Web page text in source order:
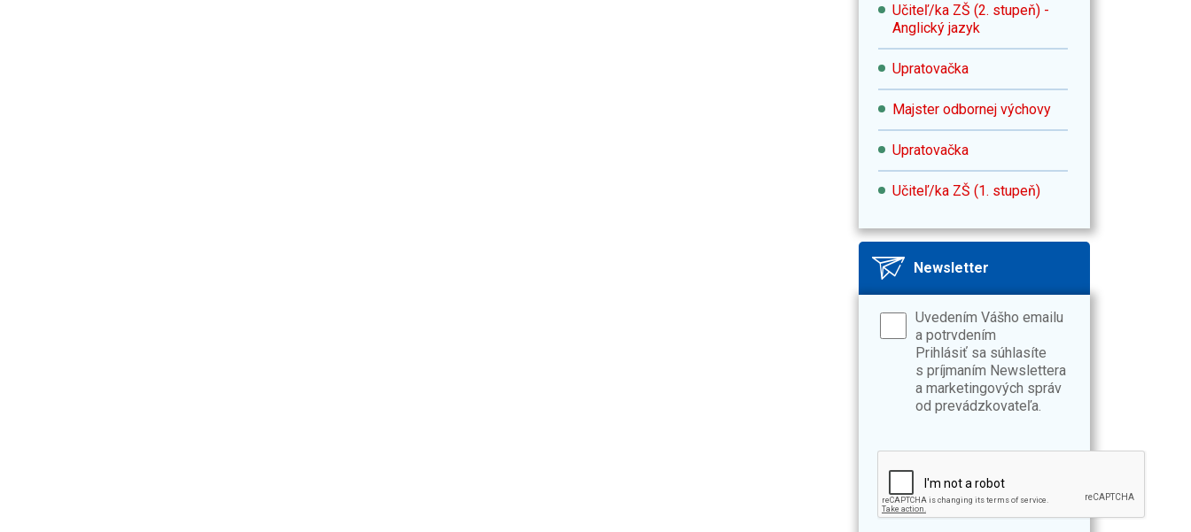
Učiteľ/ka ZŠ (2. stupeň) -
Anglický jazyk
Upratovačka
Majster odbornej výchovy
Upratovačka
Učiteľ/ka ZŠ (1. stupeň)
Newsletter
Uvedením Vášho emailu
a potrvdením
Prihlásiť sa súhlasíte
s príjmaním Newslettera
a marketingových správ
od prevádzkovateľa.